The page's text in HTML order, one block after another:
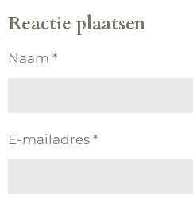
Reactie plaatsen
Naam *
E-mailadres *